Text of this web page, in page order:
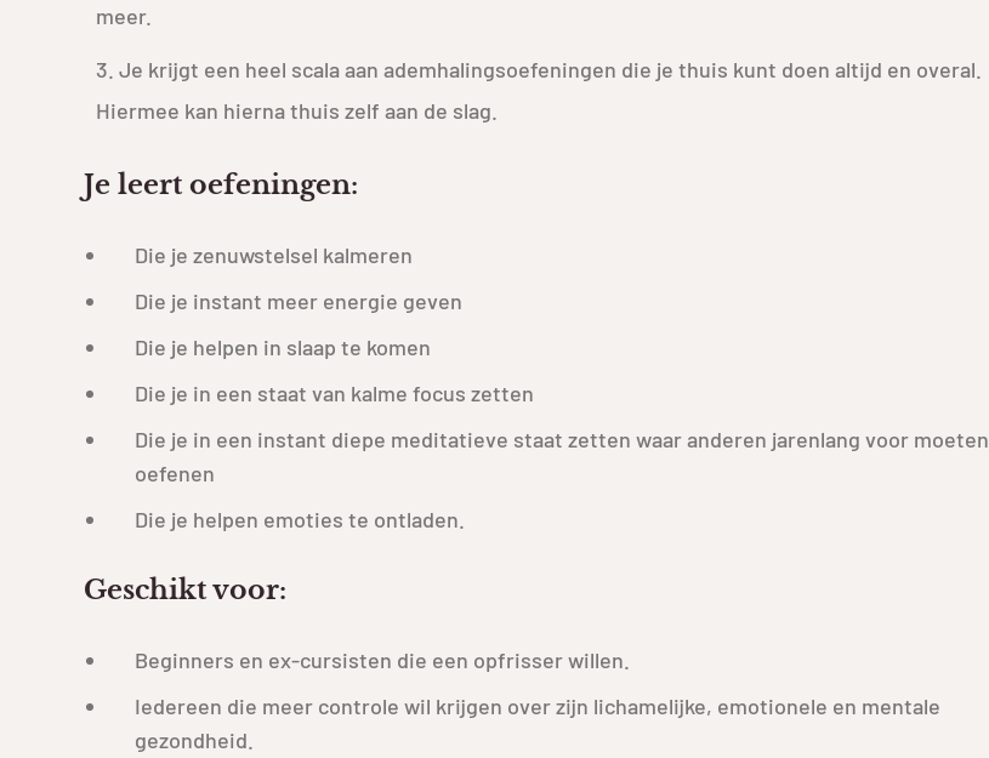
meer.
Je krijgt een heel scala aan ademhalingsoefeningen die je thuis kunt doen altijd en overal.
Hiermee kan hierna thuis zelf aan de slag.
Je leert oefeningen:
Die je zenuwstelsel kalmeren
Die je instant meer energie geven
Die je helpen in slaap te komen
Die je in een staat van kalme focus zetten
Die je in een instant diepe meditatieve staat zetten waar anderen jarenlang voor moeten
oefenen
Die je helpen emoties te ontladen.
Geschikt voor:
Beginners en ex-cursisten die een opfrisser willen.
Iedereen die meer controle wil krijgen over zijn lichamelijke, emotionele en mentale
gezondheid.